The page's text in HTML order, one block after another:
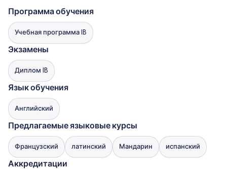
Программа обучения
Учебная программа IB
Экзамены
Диплом IB
Язык обучения
Английский
Предлагаемые языковые курсы
Французский латинский Мандарин испанский
Аккредитации